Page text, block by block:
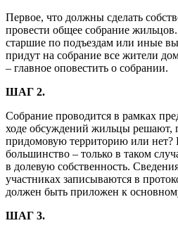
Первое, что должны сделать
провести общее собрание
старшие по подъездам или иные
придут на собрание все жители
– главное оповестить о собрании.
ШАГ 2.
Собрание проводится в рамках
ходе обсуждений жильцы решают,
придомовую территорию или нет?
большинство – только в таком
в долевую собственность.
участниках записываются в
должен быть приложен к
ШАГ 3.